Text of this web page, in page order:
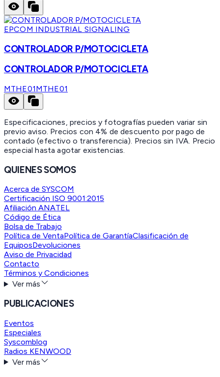
EPCOM INDUSTRIAL SIGNALING
CONTROLADOR P/MOTOCICLETA
CONTROLADOR P/MOTOCICLETA
MTHE01MTHE01
Especificaciones, precios y fotografías pueden variar sin
previo aviso. Precios con 4% de descuento por pago de
contado (efectivo o transferencia). Precios sin IVA. Precio
especial hasta agotar existencias.
QUIENES SOMOS
Acerca de SYSCOM
Certificación ISO 9001:2015
Afiliación ANATEL
Código de Ética
Bolsa de Trabajo
Política de VentaPolítica de GarantíaClasificación de
EquiposDevoluciones
Aviso de Privacidad
Contacto
Términos y Condiciones
Ver más
PUBLICACIONES
Eventos
Especiales
Syscomblog
Radios KENWOOD
Ver más